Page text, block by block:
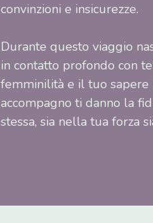
convinzioni e insicurezze.
Durante questo viaggio
in contatto profondo con
femminilità e il tuo sapere
accompagno ti danno la
stessa, sia nella tua forza